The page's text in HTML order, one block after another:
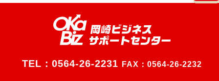
TEL： 0564-26-2231 FAX：0564-26-2232